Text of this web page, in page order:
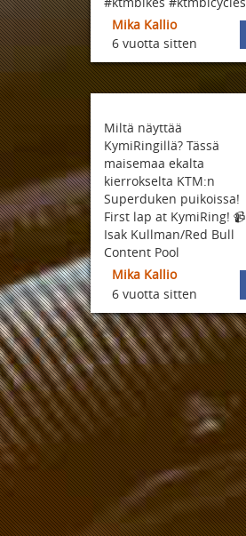
Mika Kallio
6 vuotta sitten
Miltä näyttää
KymiRingillä? Tässä
maisemaa ekalta
kierrokselta KTM:n
Superduken puikoissa!
First lap at KymiRing! 📹
Isak Kullman/Red Bull
Content Pool
Mika Kallio
6 vuotta sitten